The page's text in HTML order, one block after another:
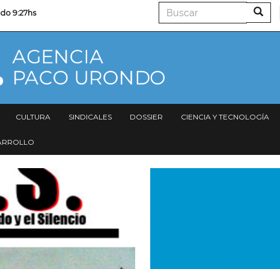
9:27hs Buscar Buscar
CULTURA SINDICALES DOSSIER CIENCIA Y TECNOLOGÍA